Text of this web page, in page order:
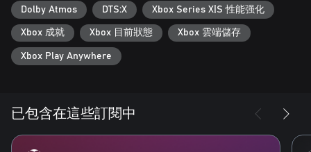
Dolby Atmos DTS:X Xbox Series X|S 性能强化
Xbox 成就 Xbox 目前狀態 Xbox 雲端儲存
Xbox Play Anywhere
已包含在這些訂閱中